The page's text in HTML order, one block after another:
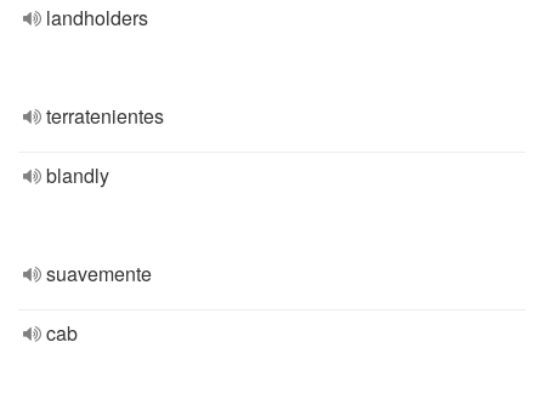
landholders
terratenientes
blandly
suavemente
cab